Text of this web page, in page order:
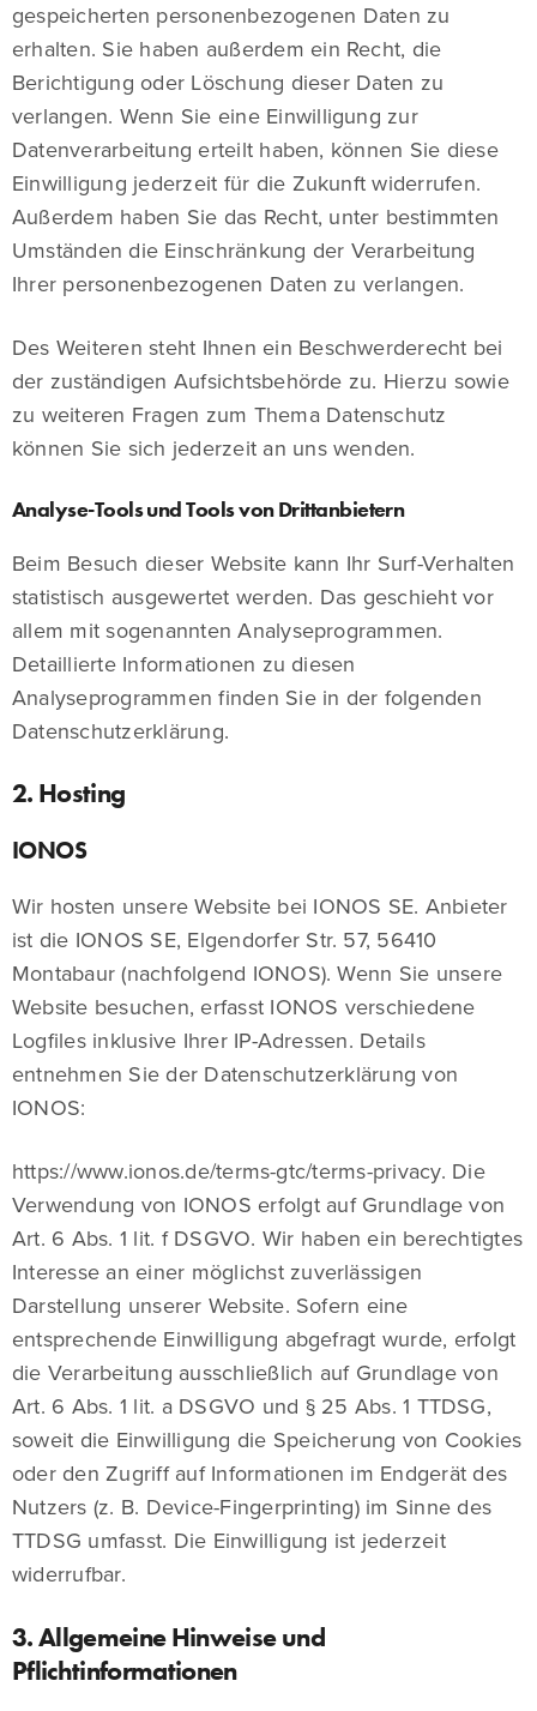
gespeicherten personenbezogenen Daten zu
erhalten. Sie haben außerdem ein Recht, die
Berichtigung oder Löschung dieser Daten zu
verlangen. Wenn Sie eine Einwilligung zur
Datenverarbeitung erteilt haben, können Sie diese
Einwilligung jederzeit für die Zukunft widerrufen.
Außerdem haben Sie das Recht, unter bestimmten
Umständen die Einschränkung der Verarbeitung
Ihrer personenbezogenen Daten zu verlangen.
Des Weiteren steht Ihnen ein Beschwerderecht bei
der zuständigen Aufsichtsbehörde zu. Hierzu sowie
zu weiteren Fragen zum Thema Datenschutz
können Sie sich jederzeit an uns wenden.
Analyse-Tools und Tools von Drittanbietern
Beim Besuch dieser Website kann Ihr Surf-Verhalten
statistisch ausgewertet werden. Das geschieht vor
allem mit sogenannten Analyseprogrammen.
Detaillierte Informationen zu diesen
Analyseprogrammen finden Sie in der folgenden
Datenschutzerklärung.
2. Hosting
IONOS
Wir hosten unsere Website bei IONOS SE. Anbieter
ist die IONOS SE, Elgendorfer Str. 57, 56410
Montabaur (nachfolgend IONOS). Wenn Sie unsere
Website besuchen, erfasst IONOS verschiedene
Logfiles inklusive Ihrer IP-Adressen. Details
entnehmen Sie der Datenschutzerklärung von
IONOS:
https://www.ionos.de/terms-gtc/terms-privacy. Die
Verwendung von IONOS erfolgt auf Grundlage von
Art. 6 Abs. 1 lit. f DSGVO. Wir haben ein berechtigtes
Interesse an einer möglichst zuverlässigen
Darstellung unserer Website. Sofern eine
entsprechende Einwilligung abgefragt wurde, erfolgt
die Verarbeitung ausschließlich auf Grundlage von
Art. 6 Abs. 1 lit. a DSGVO und § 25 Abs. 1 TTDSG,
soweit die Einwilligung die Speicherung von Cookies
oder den Zugriff auf Informationen im Endgerät des
Nutzers (z. B. Device-Fingerprinting) im Sinne des
TTDSG umfasst. Die Einwilligung ist jederzeit
widerrufbar.
3. Allgemeine Hinweise und
Pflichtinformationen